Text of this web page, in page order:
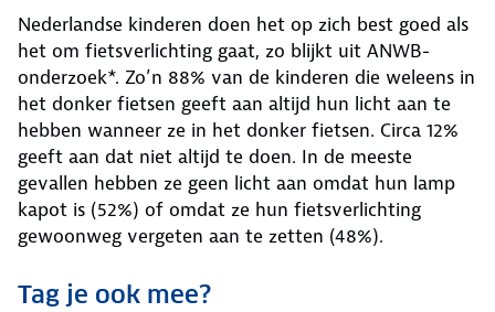
Nederlandse kinderen doen het op zich best goed als
het om fietsverlichting gaat, zo blijkt uit ANWB-
onderzoek*. Zo’n 88% van de kinderen die weleens in
het donker fietsen geeft aan altijd hun licht aan te
hebben wanneer ze in het donker fietsen. Circa 12%
geeft aan dat niet altijd te doen. In de meeste
gevallen hebben ze geen licht aan omdat hun lamp
kapot is (52%) of omdat ze hun fietsverlichting
gewoonweg vergeten aan te zetten (48%).
Tag je ook mee?